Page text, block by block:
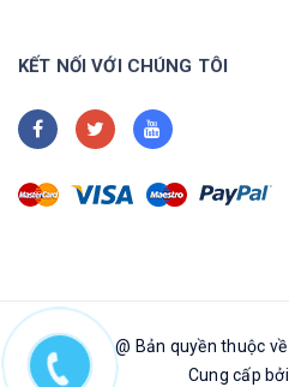
KẾT NỐI VỚI CHÚNG TÔI
@ Bản quyền thuộc về
Cung cấp bởi